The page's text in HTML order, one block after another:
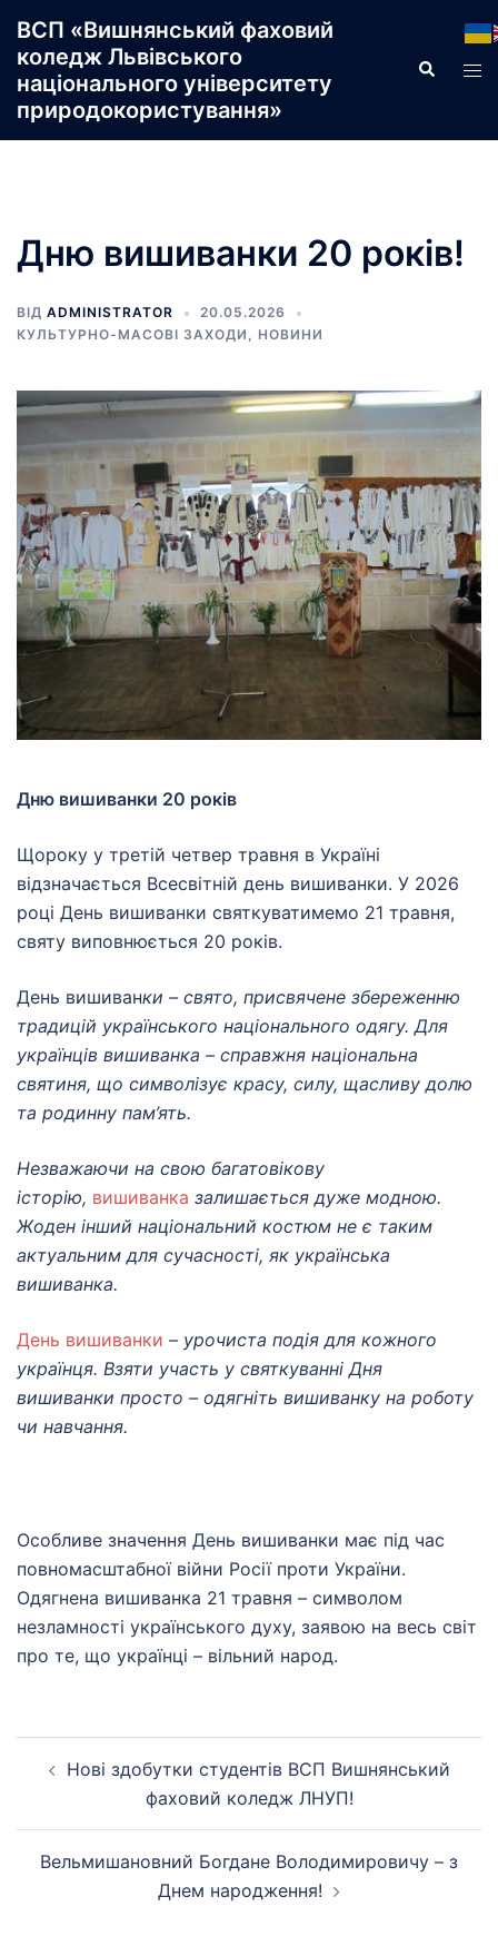
до
вмісту
ВСП «Вишнянський фаховий
коледж Львівського
національного університету
природокористування»
Пошук
Дню вишиванки 20 років!
ВІД ADMINISTRATOR
20.05.2026
КУЛЬТУРНО-МАСОВІ ЗАХОДИ , НОВИНИ
Дню вишиванки 20 років
Щороку у третій четвер травня в Україні
відзначається Всесвітній день вишиванки. У 2026
році День вишиванки святкуватимемо 21 травня,
святу виповнюється 20 років.
День вишиванки – свято, присвячене збереженню
традицій українського національного одягу. Для
українців вишиванка – справжня національна
святиня, що символізує красу, силу, щасливу долю
та родинну пам’ять.
Незважаючи на свою багатовікову
історію, вишиванка залишається дуже модною.
Жоден інший національний костюм не є таким
актуальним для сучасності, як українська
вишиванка.
День вишиванки – урочиста подія для кожного
українця. Взяти участь у святкуванні Дня
вишиванки просто – одягніть вишиванку на роботу
чи навчання.
Особливе значення День вишиванки має під час
повномасштабної війни Росії проти України.
Одягнена вишиванка 21 травня – символом
незламності українського духу, заявою на весь світ
про те, що українці – вільний народ.
Нові здобутки студентів ВСП Вишнянський
фаховий коледж ЛНУП!
Вельмишановний Богдане Володимировичу – з
Днем народження!